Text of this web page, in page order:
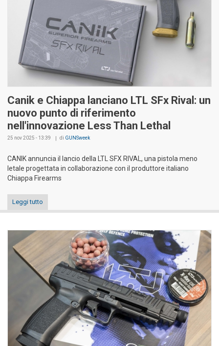
Canik e Chiappa lanciano LTL SFx Rival: un
nuovo punto di riferimento
nell'innovazione Less Than Lethal
25 nov 2025 - 13:39 di GUNSweek
CANIK annuncia il lancio della LTL SFX RIVAL, una pistola meno
letale progettata in collaborazione con il produttore italiano
Chiappa Firearms
Leggi tutto